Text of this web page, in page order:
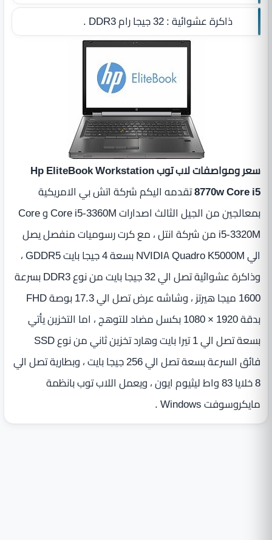
ذاكرة عشوائية :32 جيجا رام DDR3 .
سعر ومواصفات لاب توب Hp EliteBook Workstation
8770w Core i5تقدمه اليكم شركة اتش بي الامريكية
بمعالجين من الجيل الثالث اصدارات Core i5-3360M و Core
i5-3320M من شركة انتل ، مع كرت رسوميات منفصل يصل
الي NVIDIA Quadro K5000M بسعة 4 جيجا بايت GDDR5 ،
وذاكرة عشوائية تصل الي 32 جيجا بايت من نوع DDR3 بسرعة
1600 ميجا هيرتز ، وشاشه عرض تصل الي 17.3 بوصة FHD
بدقة 1920 × 1080 بكسل مضاد للتوهج ‏، اما التخزين يأتي
بسعة تصل الي 1 تيرا بايت وهارد تخزين ثاني من نوع SSD
فائق السرعة بسعة تصل الي 256 جيجا بايت ، وبطارية تصل الي
8 خلايا 83 واط ليثيوم ايون ، ويعمل اللاب توب بانظمة
مايكروسوفت Windows .